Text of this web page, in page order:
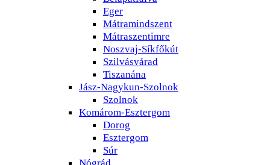
Eger
Mátramindszent
Mátraszentimre
Noszvaj-Síkfőkút
Szilvásvárad
Tiszanána
Jász-Nagykun-Szolnok
Szolnok
Komárom-Esztergom
Dorog
Esztergom
Súr
Nógrád